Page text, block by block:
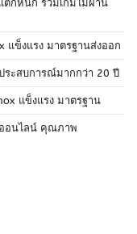
กหนัก รวมเกมไม่ผ่าน
แข็งแรง มาตรฐานส่งออก
ระสบการณ์มากกว่า 20 ปี
แข็งแรง มาตรฐาน
ออนไลน์ คุณภาพ